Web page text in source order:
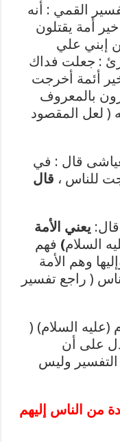
القمي : أنه
أمة يقتلون
إبني علي
: جعلت فداك
أئمة أخرجت
بالمعروف
( لعل المقصود
قال : في
للناس ، قال
يعني الأمة
السلام) فهم
وهم الأمة
( راجع تفسير
السلام) (
على أن
التفسير وليس
من الناس إليهم